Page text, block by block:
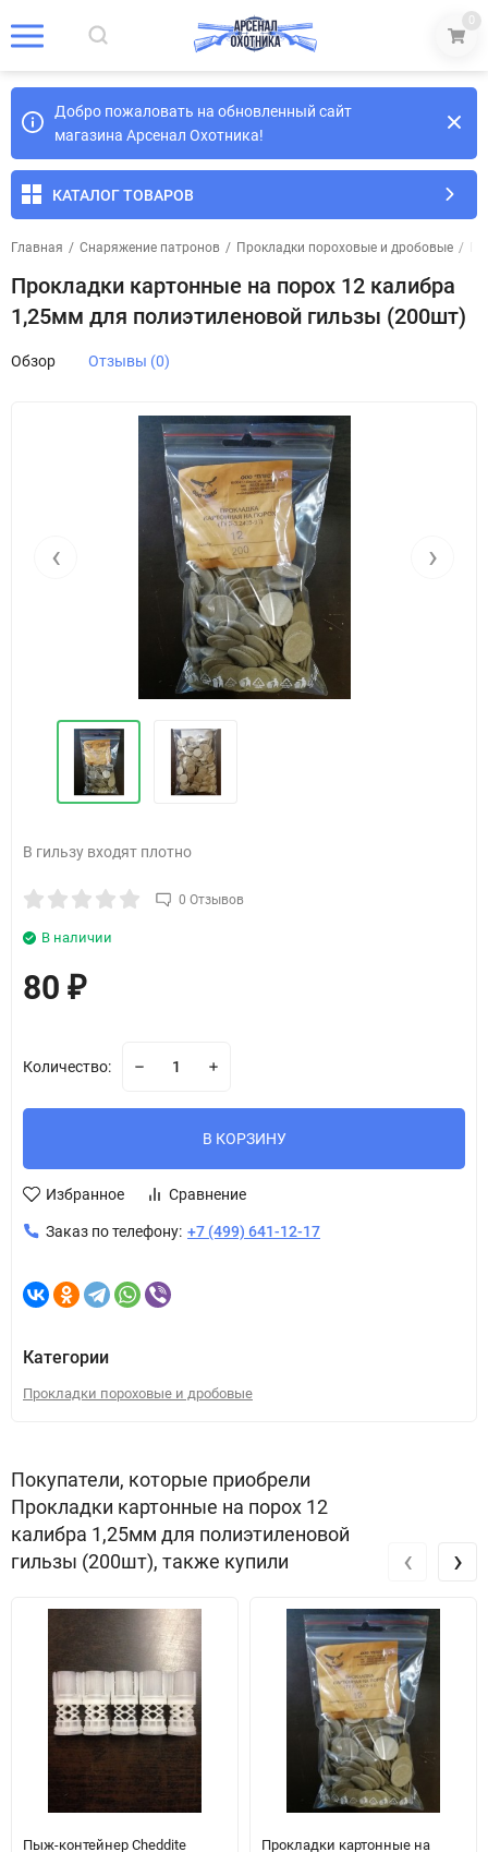
0
Добро пожаловать на обновленный сайт
магазина Арсенал Охотника!
КАТАЛОГ ТОВАРОВ
Главная / Снаряжение патронов / Прокладки пороховые и дробовые /
Прокладки картонные на порох 12 калибра
1,25мм для полиэтиленовой гильзы (200шт)
Обзор Отзывы (0)
‹ ›
В гильзу входят плотно
0 Отзывов
В наличии
80 ₽
Количество:
В КОРЗИНУ
Избранное Сравнение
Заказ по телефону: +7 (499) 641-12-17
Категории
Прокладки пороховые и дробовые
Покупатели, которые приобрели
Прокладки картонные на порох 12
калибра 1,25мм для полиэтиленовой
гильзы (200шт), также купили
Пыж-контейнер Cheddite
Прокладки картонные на
‹ ›